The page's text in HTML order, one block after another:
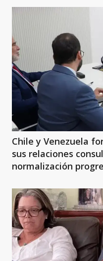
Chile y Venezuela
sus relaciones
normalización